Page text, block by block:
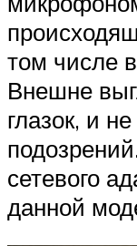
том числе
Внешне
глазок, и
сетевого
данной